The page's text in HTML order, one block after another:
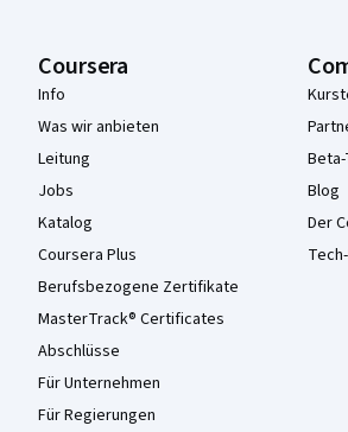
Coursera
Info
Was wir anbieten
Leitung
Jobs
Katalog
Coursera Plus
Berufsbezogene Zertifikate
MasterTrack® Certificates
Abschlüsse
Für Unternehmen
Für Regierungen
Blog
Der